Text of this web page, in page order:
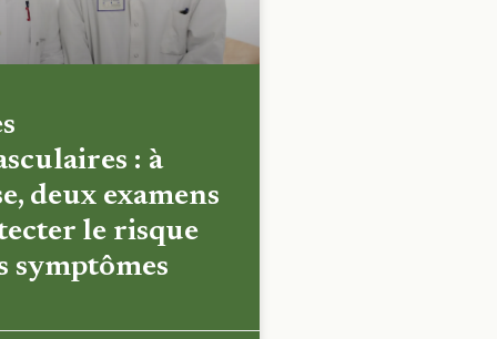
: à
deux examens
le risque
symptômes